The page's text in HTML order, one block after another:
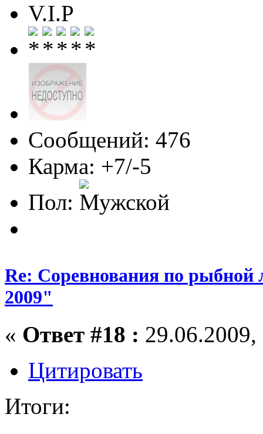
V.I.P
Сообщений: 476
Карма: +7/-5
Пол:
Re: Соревнования по рыбной
2009"
« Ответ #18 :
Цитировать
Итоги: